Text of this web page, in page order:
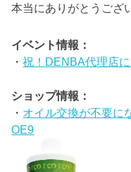
本当にありがとうござ
イベント情報：
・祝！DENBA代理店
ショップ情報：
・ オイル交換が不要に
OE9